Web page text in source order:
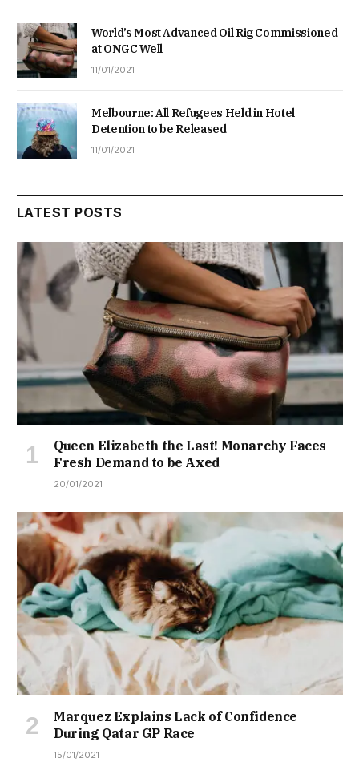
World’s Most Advanced Oil Rig Commissioned
at ONGC Well
11/01/2021
Melbourne: All Refugees Held in Hotel
Detention to be Released
11/01/2021
LATEST POSTS
Queen Elizabeth the Last! Monarchy Faces
Fresh Demand to be Axed
20/01/2021
Marquez Explains Lack of Confidence
During Qatar GP Race
15/01/2021